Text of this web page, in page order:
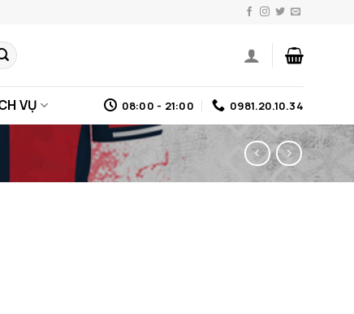
VỤ 08:00 - 21:00 0981.20.10.34